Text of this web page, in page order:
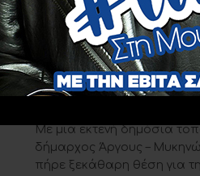
«Παρέμβαση
Στήριξη στους
αιχμές κατά της
20χρονου.»
Με μια εκτενή δημόσια
δήμαρχος Άργους –
πήρε ξεκάθαρη θέση για